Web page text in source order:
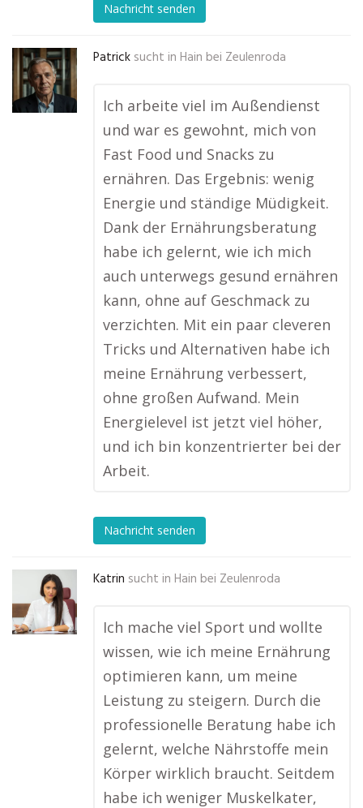
Nachricht senden
Patrick sucht in Hain bei Zeulenroda
Ich arbeite viel im Außendienst
und war es gewohnt, mich von
Fast Food und Snacks zu
ernähren. Das Ergebnis: wenig
Energie und ständige Müdigkeit.
Dank der Ernährungsberatung
habe ich gelernt, wie ich mich
auch unterwegs gesund ernähren
kann, ohne auf Geschmack zu
verzichten. Mit ein paar cleveren
Tricks und Alternativen habe ich
meine Ernährung verbessert,
ohne großen Aufwand. Mein
Energielevel ist jetzt viel höher,
und ich bin konzentrierter bei der
Arbeit.
Nachricht senden
Katrin sucht in Hain bei Zeulenroda
Ich mache viel Sport und wollte
wissen, wie ich meine Ernährung
optimieren kann, um meine
Leistung zu steigern. Durch die
professionelle Beratung habe ich
gelernt, welche Nährstoffe mein
Körper wirklich braucht. Seitdem
habe ich weniger Muskelkater,